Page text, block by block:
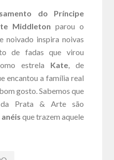
do Príncipe
Middleton parou o
noivado inspira noivas
de fadas que virou
estrela Kate , de
encantou a família real
gosto. Sabemos que
Prata & Arte são
anéis que trazem aquele